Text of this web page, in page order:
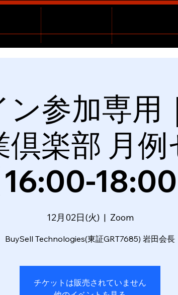
ン参加専用
倶楽部 月
16:00-18:00
12月02日(火)
  |
Zoom
BuySell Technologies(東証GRT7685) 岩田会長
チケットは販売されていません